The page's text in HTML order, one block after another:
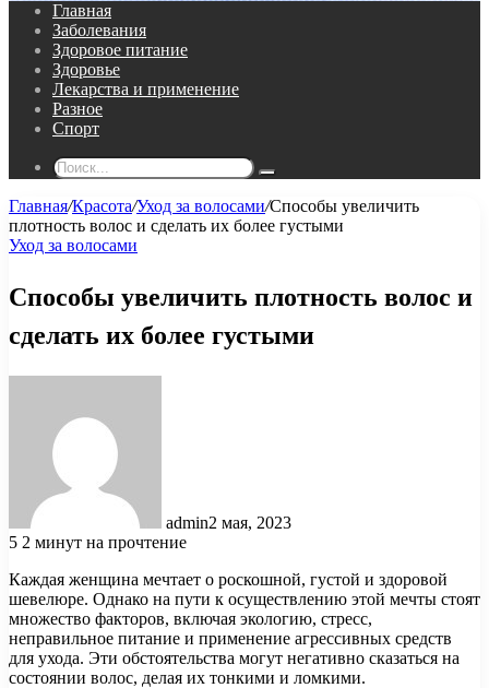
Главная
Заболевания
Здоровое питание
Здоровье
Лекарства и применение
Разное
Спорт
Поиск...
Главная/Красота/Уход за волосами/Способы увеличить
плотность волос и сделать их более густыми
Уход за волосами
Способы увеличить плотность волос и
сделать их более густыми
admin2 мая, 2023
5 2 минут на прочтение
Каждая женщина мечтает о роскошной, густой и здоровой
шевелюре. Однако на пути к осуществлению этой мечты стоят
множество факторов, включая экологию, стресс,
неправильное питание и применение агрессивных средств
для ухода. Эти обстоятельства могут негативно сказаться на
состоянии волос, делая их тонкими и ломкими.